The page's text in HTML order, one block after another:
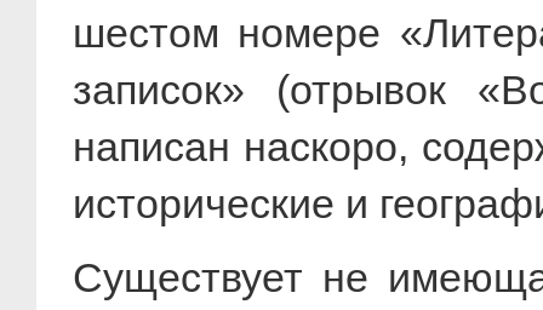
шестом номере
записок» (отрывок
написан наскоро,
исторические и
Существует не